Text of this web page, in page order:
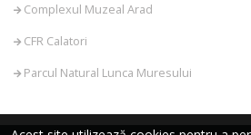
Complexul Muzeal Arad
CFR Calatori
Parcul Natural Lunca Muresului